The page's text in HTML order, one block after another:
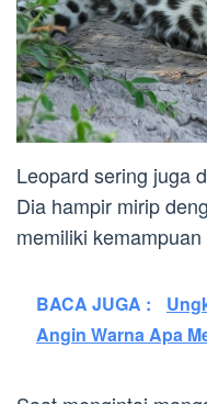
Leopard sering juga
Dia hampir mirip
memiliki
BACA JUGA :
Angin Warna Apa